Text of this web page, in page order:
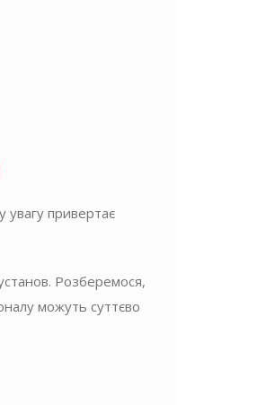
увагу привертає
Розберемося,
можуть суттєво